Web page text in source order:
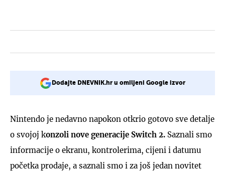
Dodajte DNEVNIK.hr u omiljeni Google izvor
Nintendo je nedavno napokon otkrio gotovo sve detalje
o svojoj konzoli nove generacije Switch 2. Saznali smo
informacije o ekranu, kontrolerima, cijeni i datumu
početka prodaje, a saznali smo i za još jedan novitet